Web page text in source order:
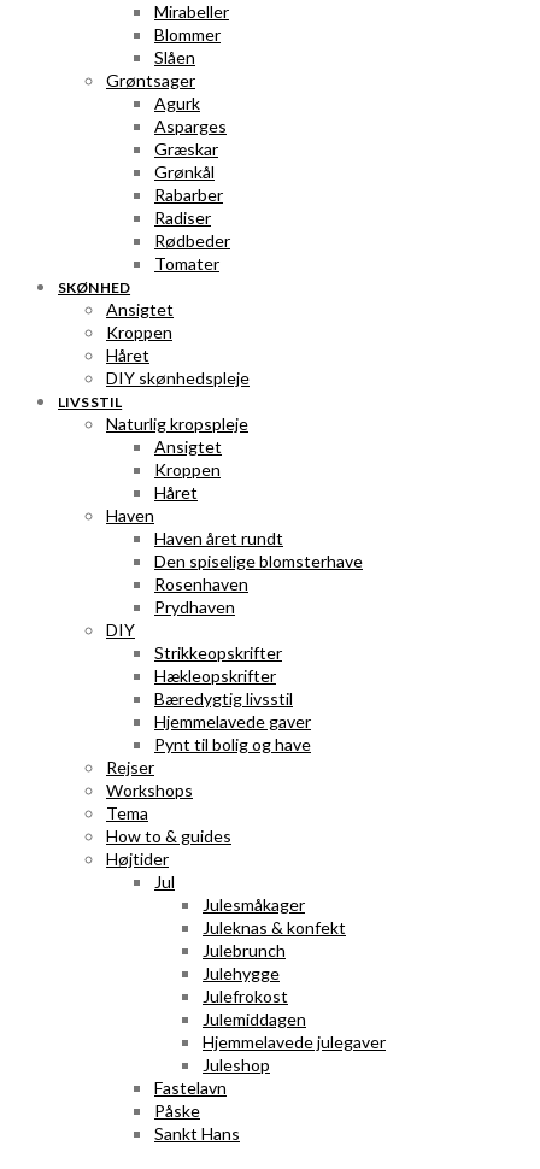
Mirabeller
Blommer
Slåen
Grøntsager
Agurk
Asparges
Græskar
Grønkål
Rabarber
Radiser
Rødbeder
Tomater
SKØNHED
Ansigtet
Kroppen
Håret
DIY skønhedspleje
LIVSSTIL
Naturlig kropspleje
Ansigtet
Kroppen
Håret
Haven
Haven året rundt
Den spiselige blomsterhave
Rosenhaven
Prydhaven
DIY
Strikkeopskrifter
Hækleopskrifter
Bæredygtig livsstil
Hjemmelavede gaver
Pynt til bolig og have
Rejser
Workshops
Tema
How to & guides
Højtider
Jul
Julesmåkager
Juleknas & konfekt
Julebrunch
Julehygge
Julefrokost
Julemiddagen
Hjemmelavede julegaver
Juleshop
Fastelavn
Påske
Sankt Hans